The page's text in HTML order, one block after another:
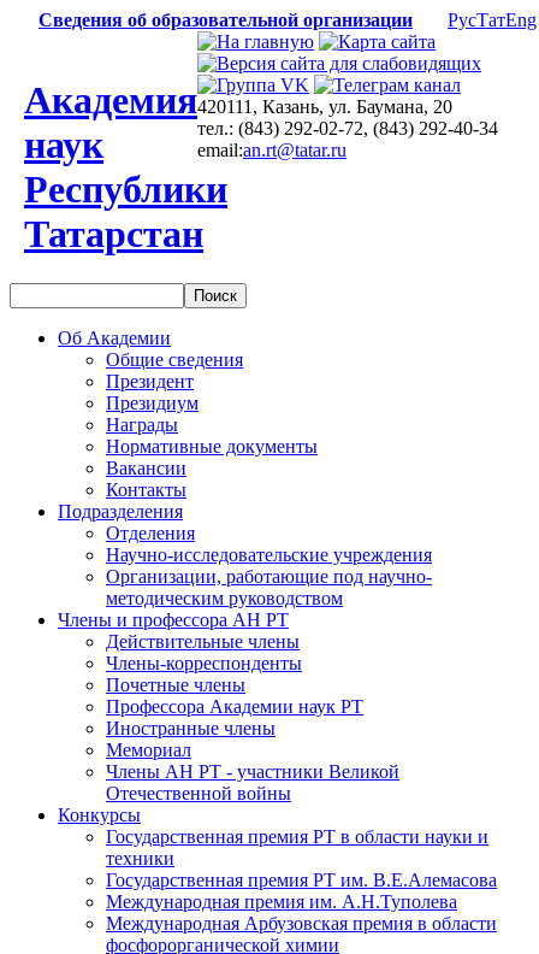
Сведения об образовательной организации РусТатEng
Академия
наук
Республики
Татарстан
420111, Казань, ул. Баумана, 20
тел.: (843) 292-02-72, (843) 292-40-34
email:an.rt@tatar.ru
Об Академии
Общие сведения
Президент
Президиум
Награды
Нормативные документы
Вакансии
Контакты
Подразделения
Отделения
Научно-исследовательские учреждения
Организации, работающие под научно-
методическим руководством
Члены и профессора АН РТ
Действительные члены
Члены-корреспонденты
Почетные члены
Профессора Академии наук РТ
Иностранные члены
Мемориал
Члены АН РТ - участники Великой
Отечественной войны
Конкурсы
Государственная премия РТ в области науки и
техники
Государственная премия РТ им. В.Е.Алемасова
Международная премия им. А.Н.Туполева
Международная Арбузовская премия в области
фосфорорганической химии